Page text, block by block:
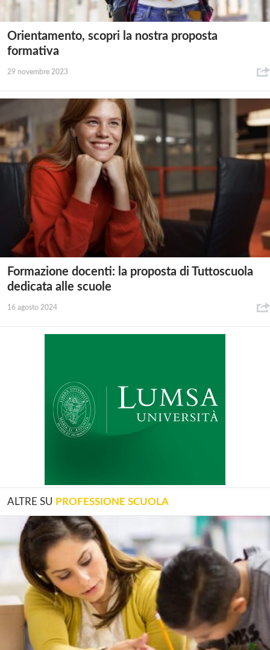
Orientamento, scopri la nostra proposta
formativa
29 novembre 2023
Formazione docenti: la proposta di Tuttoscuola
dedicata alle scuole
16 agosto 2024
ALTRE SU PROFESSIONE SCUOLA